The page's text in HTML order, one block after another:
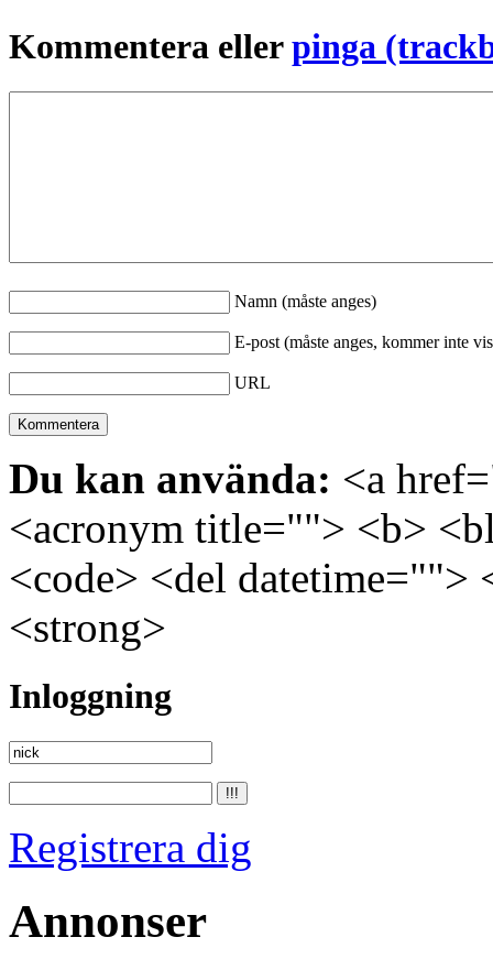
Kommentera ellerpinga
Namn (måste anges)
E-post (måste anges, kommer inte
URL
Du kan använda: <a
<acronym title=""> <b>
<code> <del
<strong>
Inloggning
Registrera dig
Annonser